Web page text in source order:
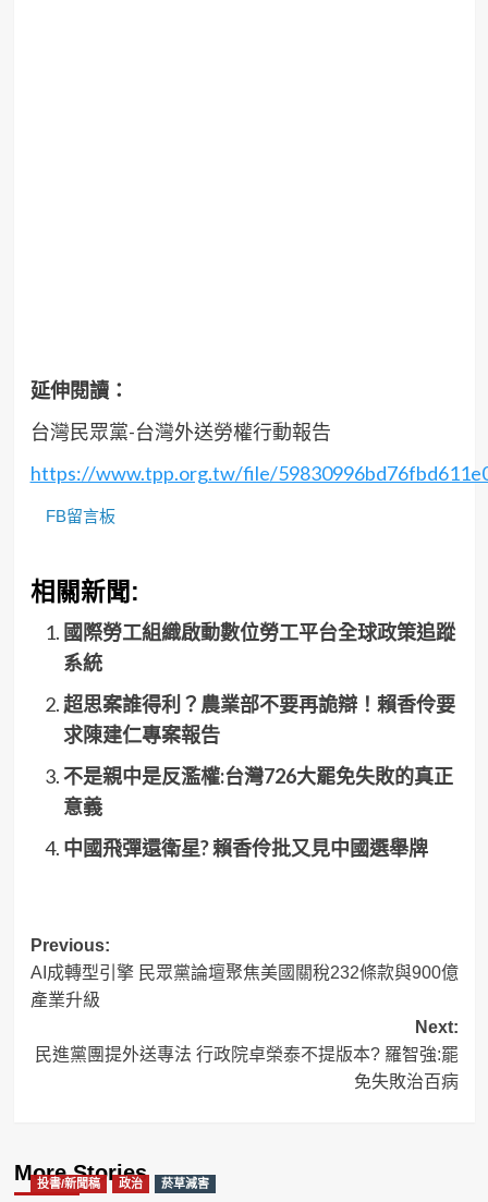
延伸閱讀：
台灣民眾黨-台灣外送勞權行動報告
https://www.tpp.org.tw/file/
FB留言板
相關新聞:
國際勞工組織啟動數位勞工平台全球政策追蹤
系統
超思案誰得利？農業部不要再詭辯！賴香伶要
求陳建仁專案報告
不是親中是反濫權:台灣726大罷免失敗的真正
意義
中國飛彈還衛星? 賴香伶批又見中國選舉牌
Post
navigation
Previous:
AI成轉型引擎 民眾黨論壇聚焦美國關稅232條款與900億
產業升級
Next:
民進黨團提外送專法 行政院卓榮泰不提版本? 羅智強:罷
免失敗治百病
More Stories
投書/新聞稿 政治 菸草減害